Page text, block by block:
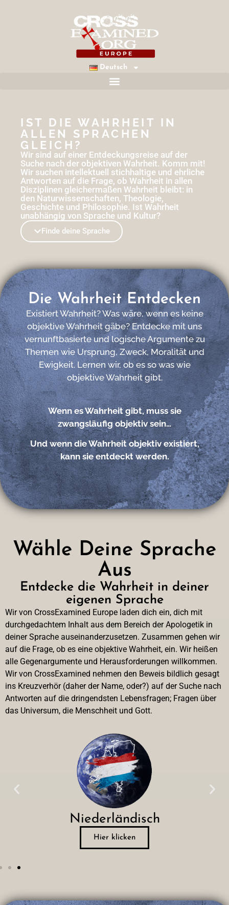
Deutsch
IST DIE WAHRHEIT IN
ALLEN SPRACHEN
GLEICH?
Wir sind auf einer Entdeckungsreise auf der
Suche nach der objektiven Wahrheit. Komm mit!
Wir suchen intellektuell stichhaltige und ehrliche
Antworten auf die Frage, ob Wahrheit in allen
Disziplinen gleichermaßen Wahrheit bleibt: in
den Naturwissenschaften, Theologie,
Geschichte und Philosophie. Ist Wahrheit
unabhängig von Sprache und Kultur?
Finde deine Sprache
Die Wahrheit Entdecken
Existiert Wahrheit? Was wäre, wenn es keine
objektive Wahrheit gäbe? Entdecke mit uns
vernunftbasierte und logische Argumente zu
Themen wie Ursprung, Zweck, Moralität und
Ewigkeit. Lernen wir, ob es so was wie
objektive Wahrheit gibt.
Wenn es Wahrheit gibt, muss sie
zwangsläufig objektiv sein…
Und wenn die Wahrheit objektiv existiert,
kann sie entdeckt werden.
Wähle Deine Sprache
Aus
Entdecke die Wahrheit in deiner
eigenen Sprache
Wir von CrossExamined Europe laden dich ein, dich mit
durchgedachtem Inhalt aus dem Bereich der Apologetik in
deiner Sprache auseinanderzusetzen. Zusammen gehen wir
auf die Frage, ob es eine objektive Wahrheit, ein. Wir heißen
alle Gegenargumente und Herausforderungen willkommen.
Wir von CrossExamined nehmen den Beweis bildlich gesagt
ins Kreuzverhör (daher der Name, oder?) auf der Suche nach
Antworten auf die dringendsten Lebensfragen; Fragen über
das Universum, die Menschheit und Gott.
Italienisch
Hier klicken